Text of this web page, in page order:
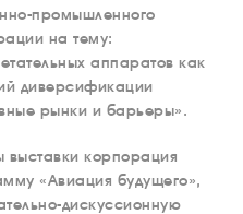
промышленного
на тему:
аппаратов как
диверсификации
рынки и барьеры».
корпорация
«Авиация будущего»,
дискуссионную